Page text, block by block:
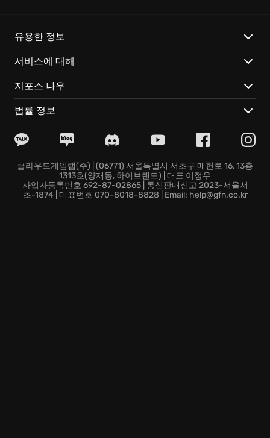
기억으로 남을 것입니다.
숨 막히는 어둠 속에서 Alan Wake 2가 선사하는 특별한
경험:
한 번 시작하면 멈출 수 없는, 촘촘하게 얽힌 이야기!
토리텔링!
환경!
자, Alan Wake 2의 세계로 뛰어들어 ‘등골이 오싹해지는’
모험을 시작해 보세요. 하지만 칠흑 같은 어둠 속에서, 부
유용한 정보
서비스에 대해
지포스 나우
법률 정보
클라우드게임랩(주) | (06771) 서울특별시 서초구 매헌로 16, 13층
1313호(양재동, 하이브랜드) | 대표 이정우
사업자등록번호 692-87-02865 | 통신판매신고 2023-서울서
초-1874 | 대표번호 070-8018-8828 | Email: help@gfn.co.kr